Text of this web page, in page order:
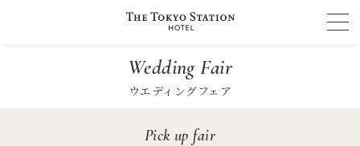
Wedding Fair
ウエディングフェア
Pick up fair